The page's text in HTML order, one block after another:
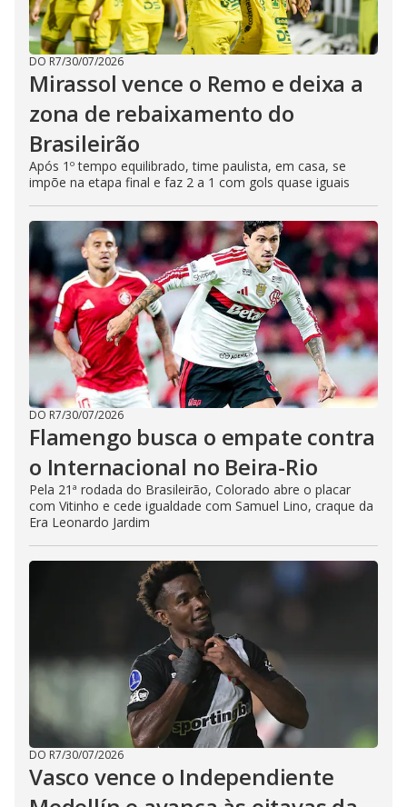
DO R7/30/07/2026
Mirassol vence o Remo e deixa a
zona de rebaixamento do
Brasileirão
Após 1º tempo equilibrado, time paulista, em casa, se
impõe na etapa final e faz 2 a 1 com gols quase iguais
DO R7/30/07/2026
Flamengo busca o empate contra
o Internacional no Beira-Rio
Pela 21ª rodada do Brasileirão, Colorado abre o placar
com Vitinho e cede igualdade com Samuel Lino, craque da
Era Leonardo Jardim
DO R7/30/07/2026
Vasco vence o Independiente